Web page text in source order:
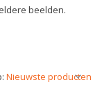
beelden.